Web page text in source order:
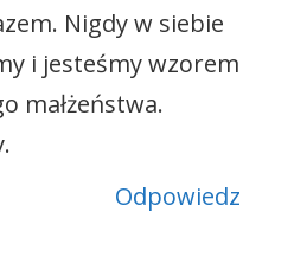
Nigdy w siebie
i jesteśmy wzorem
małżeństwa.
Odpowiedz